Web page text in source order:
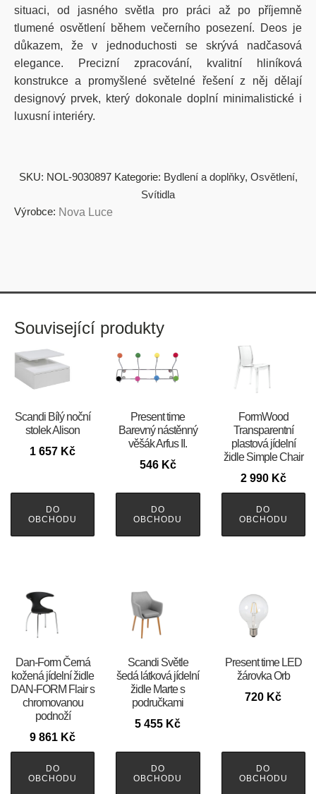
situaci, od jasného světla pro práci až po příjemně
tlumené osvětlení během večerního posezení. Deos je
důkazem, že v jednoduchosti se skrývá nadčasová
elegance. Precizní zpracování, kvalitní hliníková
konstrukce a promyšlené světelné řešení z něj dělají
designový prvek, který dokonale doplní minimalistické i
luxusní interiéry.
SKU: NOL-9030897 Kategorie: Bydlení a doplňky, Osvětlení,
Svítidla
Výrobce: Nova Luce
Související produkty
Scandi Bílý noční
stolek Alison
1 657 Kč
DO
OBCHODU
Present time
Barevný nástěnný
věšák Arfus II.
546 Kč
DO
OBCHODU
FormWood
Transparentní
plastová jídelní
židle Simple Chair
2 990 Kč
DO
OBCHODU
​​​​​Dan-Form Černá
kožená jídelní židle
DAN-FORM Flair s
chromovanou
podnoží
9 861 Kč
DO
OBCHODU
Scandi Světle
šedá látková jídelní
židle Marte s
područkami
5 455 Kč
DO
OBCHODU
Present time LED
žárovka Orb
720 Kč
DO
OBCHODU